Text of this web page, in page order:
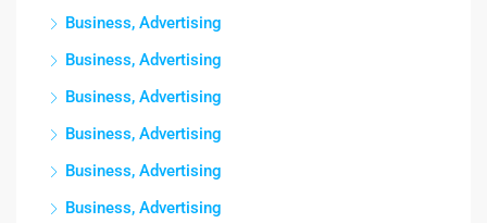
Business, Advertising
Business, Advertising
Business, Advertising
Business, Advertising
Business, Advertising
Business, Advertising